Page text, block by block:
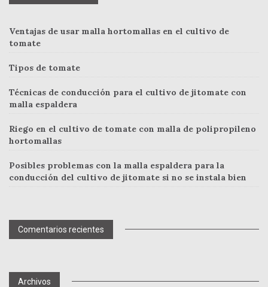
Ventajas de usar malla hortomallas en el cultivo de
tomate
Tipos de tomate
Técnicas de conducción para el cultivo de jitomate con
malla espaldera
Riego en el cultivo de tomate con malla de polipropileno
hortomallas
Posibles problemas con la malla espaldera para la
conducción del cultivo de jitomate si no se instala bien
Comentarios recientes
Archivos